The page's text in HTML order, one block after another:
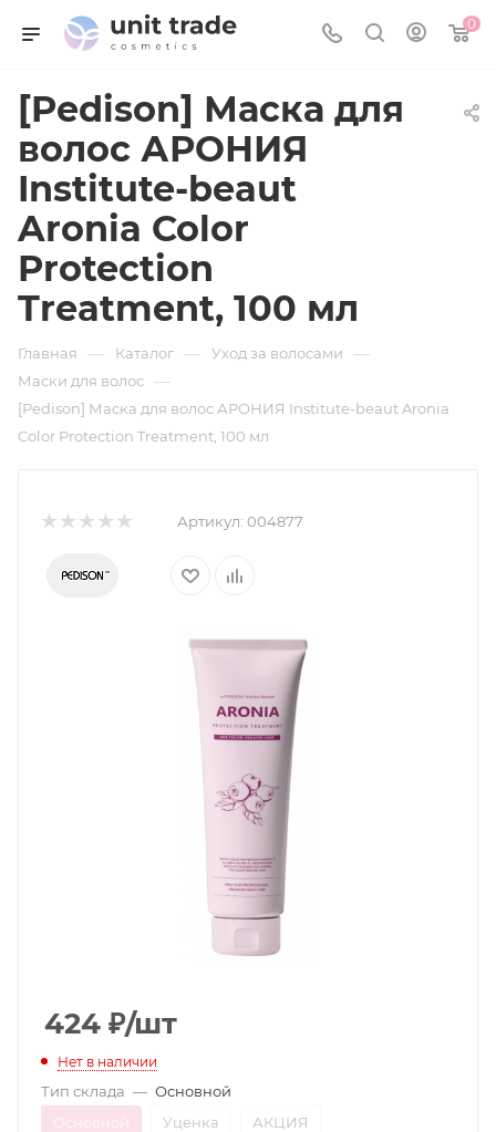
0
[Pedison] Маска для
волос АРОНИЯ
Institute-beaut
Aronia Color
Protection
Treatment, 100 мл
Главная — Каталог — Уход за волосами —
Маски для волос —
[Pedison] Маска для волос АРОНИЯ Institute-beaut Aronia
Color Protection Treatment, 100 мл
Артикул: 004877
424 ₽/шт
Нет в наличии
Тип склада — Основной
Основной
Уценка АКЦИЯ